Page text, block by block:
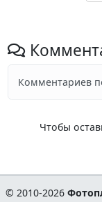
Комментариев
Чтобы
© 2010-2026